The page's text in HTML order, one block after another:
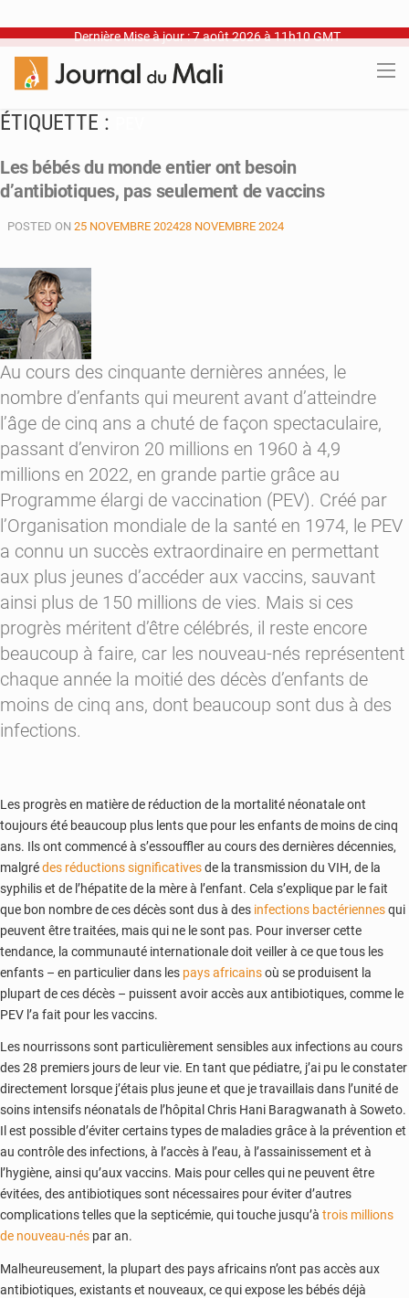
Dernière Mise à jour : 7 août 2026 à 11h10 GMT
ÉTIQUETTE :
Les bébés du monde entier ont besoin
d’antibiotiques, pas seulement de vaccins
POSTED ON 25 NOVEMBRE 202428 NOVEMBRE 2024
Au cours des cinquante dernières années, le
nombre d’enfants qui meurent avant d’atteindre
l’âge de cinq ans a chuté de façon spectaculaire,
passant d’environ 20 millions en 1960 à 4,9
millions en 2022, en grande partie grâce au
Programme élargi de vaccination (PEV). Créé par
l’Organisation mondiale de la santé en 1974, le PEV
a connu un succès extraordinaire en permettant
aux plus jeunes d’accéder aux vaccins, sauvant
ainsi plus de 150 millions de vies. Mais si ces
progrès méritent d’être célébrés, il reste encore
beaucoup à faire, car les nouveau-nés représentent
chaque année la moitié des décès d’enfants de
moins de cinq ans, dont beaucoup sont dus à des
infections.
Les progrès en matière de réduction de la mortalité néonatale ont
toujours été beaucoup plus lents que pour les enfants de moins de cinq
ans. Ils ont commencé à s’essouffler au cours des dernières décennies,
malgrédes réductions significativesde la transmission du VIH, de la
syphilis et de l’hépatite de la mère à l’enfant. Cela s’explique par le fait
que bon nombre de ces décès sont dus à des infections bactériennesqui
peuvent être traitées, mais qui ne le sont pas. Pour inverser cette
tendance, la communauté internationale doit veiller à ce que tous les
enfants – en particulier dans les pays africainsoù se produisent la
plupart de ces décès – puissent avoir accès aux antibiotiques, comme le
PEV l’a fait pour les vaccins.
Les nourrissons sont particulièrement sensibles aux infections au cours
des 28 premiers jours de leur vie. En tant que pédiatre, j’ai pu le constater
directement lorsque j’étais plus jeune et que je travaillais dans l’unité de
soins intensifs néonatals de l’hôpital Chris Hani Baragwanath à Soweto.
Il est possible d’éviter certains types de maladies grâce à la prévention et
au contrôle des infections, à l’accès à l’eau, à l’assainissement et à
l’hygiène, ainsi qu’aux vaccins. Mais pour celles qui ne peuvent être
évitées, des antibiotiques sont nécessaires pour éviter d’autres
complications telles que la septicémie, qui touche jusqu’à trois millions
de nouveau-nés par an.
Malheureusement, la plupart des pays africains n’ont pas accès aux
antibiotiques, existants et nouveaux, ce qui expose les bébés déjà